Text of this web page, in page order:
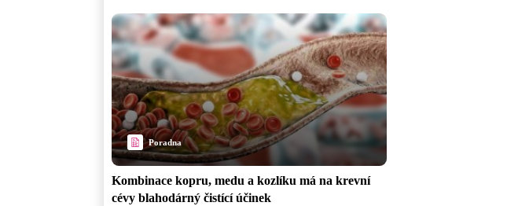
Poradna
Kombinace kopru, medu a kozlíku má na krevní
cévy blahodárný čistící účinek